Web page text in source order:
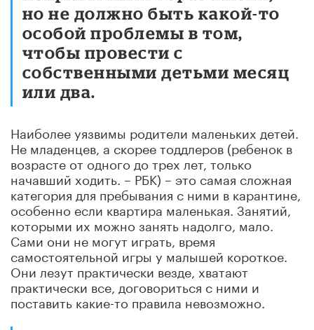
но не должно быть какой-то
особой проблемы в том,
чтобы провести с
собственными детьми месяц
или два.
Наиболее уязвимы родители маленьких детей.
Не младенцев, а скорее тоддлеров (ребенок в
возрасте от одного до трех лет, только
начавший ходить. – РБК) – это самая сложная
категория для пребывания с ними в карантине,
особенно если квартира маленькая. Занятий,
которыми их можно занять надолго, мало.
Сами они не могут играть, время
самостоятельной игры у малышей короткое.
Они лезут практически везде, хватают
практически все, договориться с ними и
поставить какие-то правила невозможно.